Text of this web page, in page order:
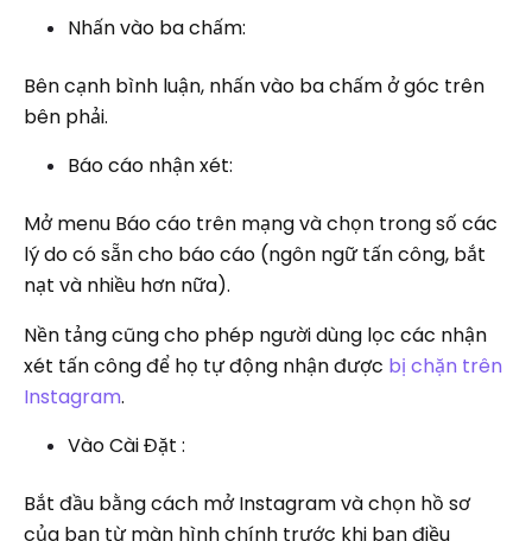
Nhấn vào ba chấm:
Bên cạnh bình luận, nhấn vào ba chấm ở góc trên
bên phải.
Báo cáo nhận xét:
Mở menu Báo cáo trên mạng và chọn trong số các
lý do có sẵn cho báo cáo (ngôn ngữ tấn công, bắt
nạt và nhiều hơn nữa).
Nền tảng cũng cho phép người dùng lọc các nhận
xét tấn công để họ tự động nhận được bị chặn trên
Instagram.
Vào Cài Đặt :
Bắt đầu bằng cách mở Instagram và chọn hồ sơ
của bạn từ màn hình chính trước khi bạn điều